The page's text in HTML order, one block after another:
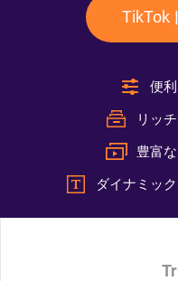
TikTok
便
リッ
豊富
ダイナミッ